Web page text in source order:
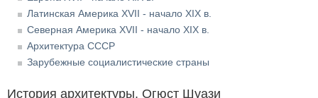
Латинская Америка XVII - начало XIX в.
Северная Америка XVII - начало XIX в.
Архитектура СССР
Зарубежные социалистические страны
История архитектуры. Огюст Шуази